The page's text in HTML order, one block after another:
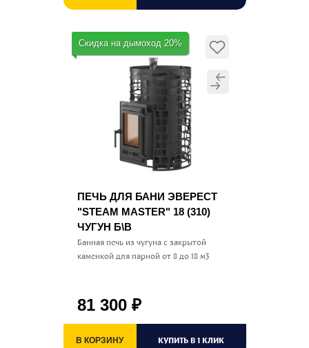
Скидка на дымоход 20%
ПЕЧЬ ДЛЯ БАНИ ЭВЕРЕСТ
"STEAM MASTER" 18 (310)
ЧУГУН Б\В
Банная печь из чугуна с закрытой
каменкой для парной от 8 до 18 м3
81 300 ₽
В КОРЗИНУ КУПИТЬ В 1 КЛИК